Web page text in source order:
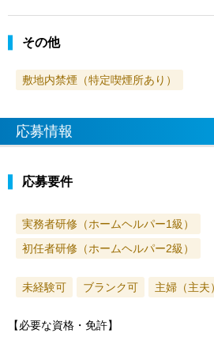
その他
敷地内禁煙（特定喫煙所あり）
応募情報
応募要件
実務者研修（ホームヘルパー1級）
初任者研修（ホームヘルパー2級）
未経験可 ブランク可 主婦（主夫
【必要な資格・免許】